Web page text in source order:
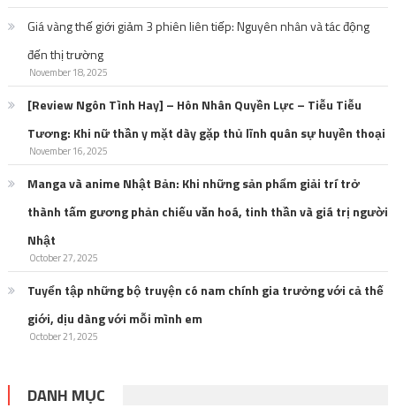
Giá vàng thế giới giảm 3 phiên liên tiếp: Nguyên nhân và tác động
đến thị trường
November 18, 2025
[Review Ngôn Tình Hay] – Hôn Nhân Quyền Lực – Tiễu Tiễu
Tương: Khi nữ thần y mặt dày gặp thủ lĩnh quân sự huyền thoại
November 16, 2025
Manga và anime Nhật Bản: Khi những sản phẩm giải trí trở
thành tấm gương phản chiếu văn hoá, tinh thần và giá trị người
Nhật
October 27, 2025
Tuyển tập những bộ truyện có nam chính gia trưởng với cả thế
giới, dịu dàng với mỗi mình em
October 21, 2025
DANH MỤC